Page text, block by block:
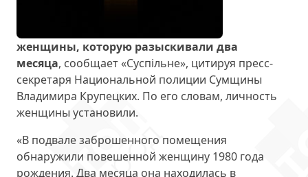
женщины, которую разыскивали два
месяца, сообщает «Суспільне», цитируя пресс-
секретаря Национальной полиции Сумщины
Владимира Крупецких. По его словам, личность
женщины установили.
«В подвале заброшенного помещения
обнаружили повешенной женщину 1980 года
рождения. Два месяца она находилась в